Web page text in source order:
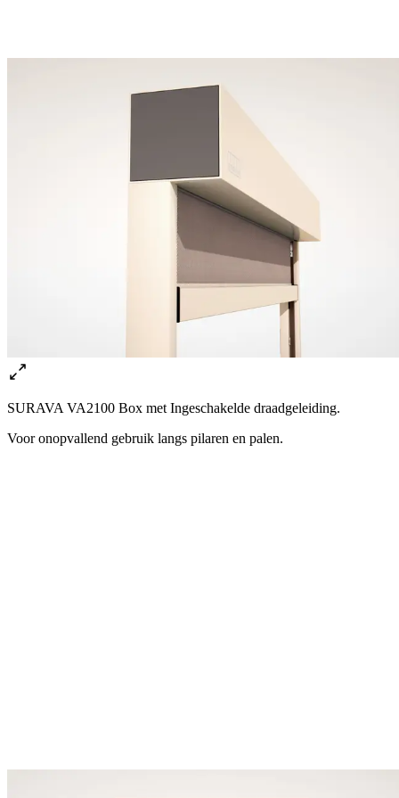
SURAVA VA2100 Box met Ingeschakelde draadgeleiding.
Voor onopvallend gebruik langs pilaren en palen.